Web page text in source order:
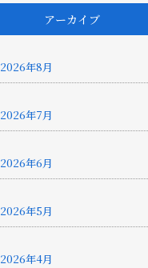
アーカイブ
2026年8月
2026年7月
2026年6月
2026年5月
2026年4月